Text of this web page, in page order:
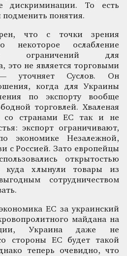
дискриминации. То есть
понятия.
что с точки зрения
некоторое ослабление
ограничений для
это не является торговыми
— уточняет Суслов. Он
когда для Украины
по экспорту вообще
торговлей. Хваленая
со странами ЕС так и не
экспорт ограничивают,
экономике Незалежной,
с Россией. Зато европейцы
открытостью
куда хлынули товары из
сотрудничеством
ЕС за украинский
майдана на
Украина даже не
стороны ЕС будет такой
теперь очевидно, что